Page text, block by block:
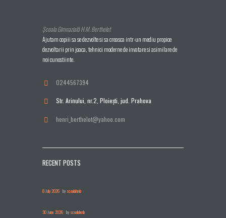
Școala Gimnazială H.M. Berthelot
Ajutam copiii sa se dezvolte si sa creasca intr-un mediu propice
dezvoltarii prin joaca, tehnici moderne de invatare si asimilare de
noi cunostiinte.
0244567394
Str. Arinului, nr.2, Ploieşti, jud. Prahova
henri_berthelot@yahoo.com
RECENT POSTS
8 July 2026 by scoalahmb
30 June 2026 by scoalahmb